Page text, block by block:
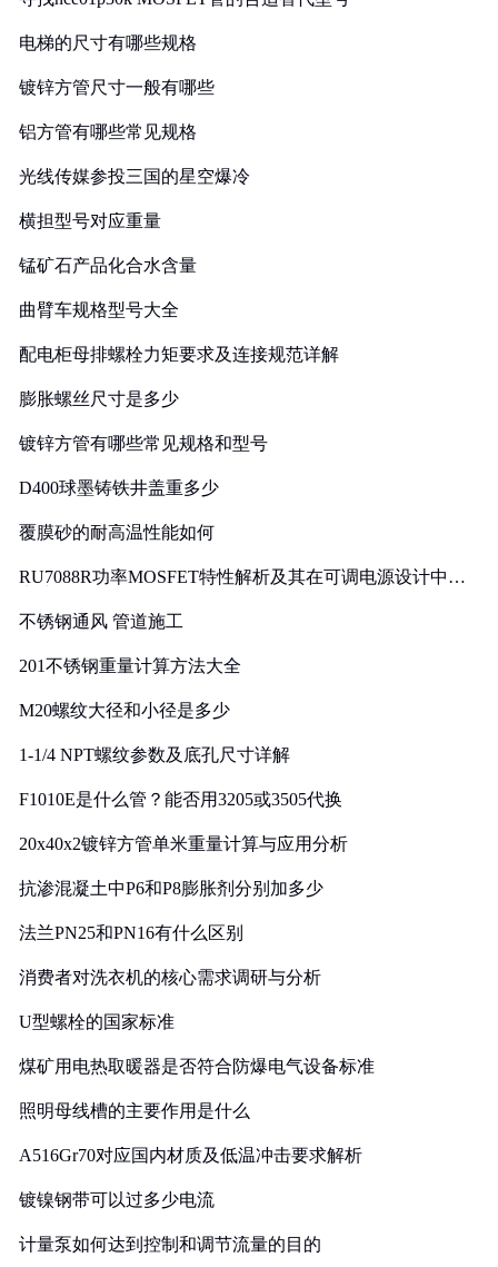
电梯的尺寸有哪些规格
镀锌方管尺寸一般有哪些
铝方管有哪些常见规格
光线传媒参投三国的星空爆冷
横担型号对应重量
锰矿石产品化合水含量
曲臂车规格型号大全
配电柜母排螺栓力矩要求及连接规范详解
膨胀螺丝尺寸是多少
镀锌方管有哪些常见规格和型号
D400球墨铸铁井盖重多少
覆膜砂的耐高温性能如何
RU7088R功率MOSFET特性解析及其在可调电源设计中的
不锈钢通风 管道施工
201不锈钢重量计算方法大全
M20螺纹大径和小径是多少
1-1/4 NPT螺纹参数及底孔尺寸详解
F1010E是什么管？能否用3205或3505代换
20x40x2镀锌方管单米重量计算与应用分析
抗渗混凝土中P6和P8膨胀剂分别加多少
法兰PN25和PN16有什么区别
消费者对洗衣机的核心需求调研与分析
U型螺栓的国家标准
煤矿用电热取暖器是否符合防爆电气设备标准
照明母线槽的主要作用是什么
A516Gr70对应国内材质及低温冲击要求解析
镀镍钢带可以过多少电流
计量泵如何达到控制和调节流量的目的